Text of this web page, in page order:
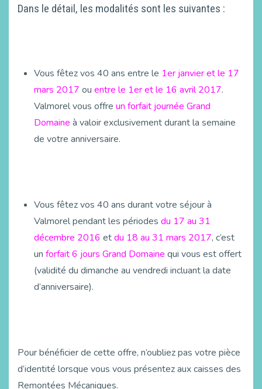
Dans le détail, les modalités sont les suivantes :
Vous fêtez vos 40 ans entre le 1er janvier et le 17
mars 2017 ou entre le 1er et le 16 avril 2017.
Valmorel vous offre un forfait journée Grand
Domaine à valoir exclusivement durant la semaine
de votre anniversaire.
Vous fêtez vos 40 ans durant votre séjour à
Valmorel pendant les périodes du 17 au 31
décembre 2016 etdu 18 au 31 mars 2017, c’est
un forfait 6 jours Grand Domaine qui vous est offert
(validité du dimanche au vendredi incluant la date
d’anniversaire).
Pour bénéficier de cette offre, n’oubliez pas votre pièce
d’identité lorsque vous vous présentez aux caisses des
Remontées Mécaniques.